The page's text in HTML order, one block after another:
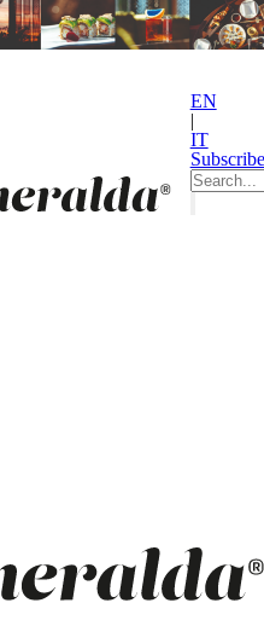
EN
|
IT
Subscribe